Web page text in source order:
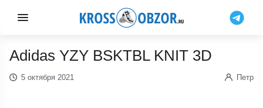
Adidas YZY BSKTBL KNIT 3D
5 октября 2021 Петр